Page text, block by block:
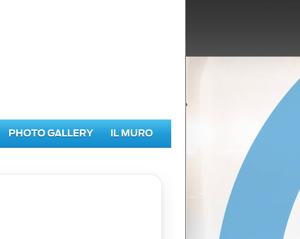
PHOTO GALLERY IL MURO